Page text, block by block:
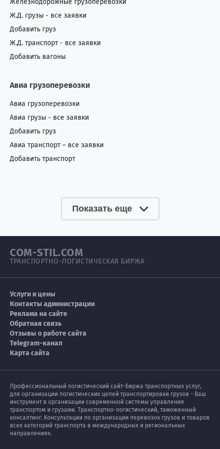
Железнодорожные грузоперевозки
Ж.Д. грузы - все заявки
Добавить груз
Ж.Д. транспорт - все заявки
Добавить вагоны
Авиа грузоперевозки
Авиа грузоперевозки
Авиа грузы - все заявки
Добавить груз
Авиа транспорт – все заявки
Добавить транспорт
Показать еще
COM-STIL.COM
ТРАНСПОРТНО-ЛОГИСТИЧЕСКАЯ БИРЖА
Услуги и цены
Контакты администрации
Реклама на сайте
Обратная связь
Отзывы о работе сайта
Telegram-канал
Карта сайта
Профессиональный логистический сайт-Биржа транспортных услуг,
для организации логистических цепей транспортировки грузов - Ваш
инструмент в организации современной системы управления
транспортом и грузами. Транспортно-логистический, таможенный
консалтинг. Консультации по организации перевозок грузов и товаров
всех категорий транспорта в международных и региональных
направлениях.